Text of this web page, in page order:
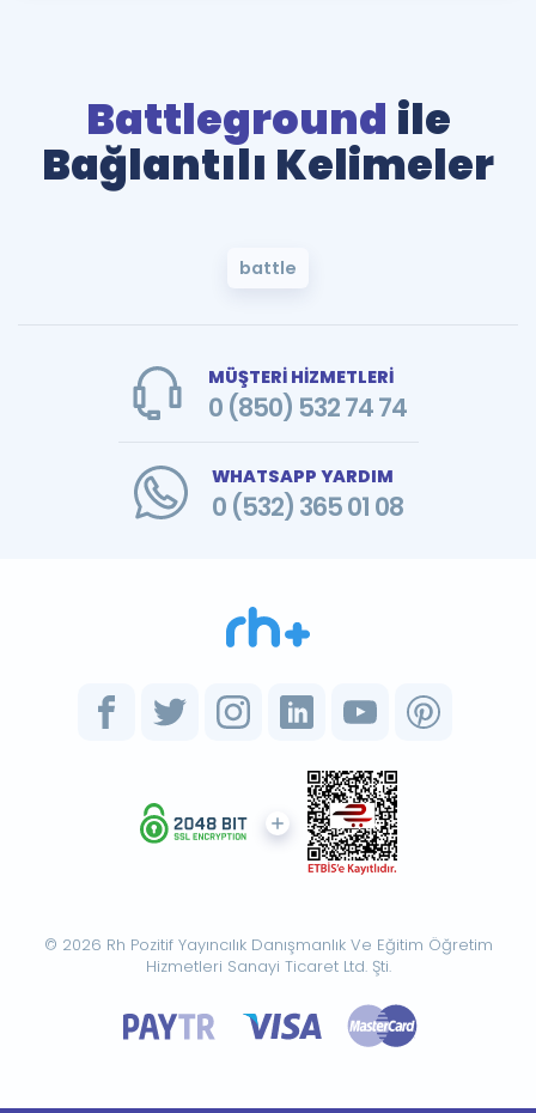
Battleground ile
Bağlantılı Kelimeler
battle
MÜŞTERİ HİZMETLERİ
0 (850) 532 74 74
WHATSAPP YARDIM
0 (532) 365 01 08
© 2026 Rh Pozitif Yayıncılık Danışmanlık Ve Eğitim Öğretim
Hizmetleri Sanayi Ticaret Ltd. Şti.